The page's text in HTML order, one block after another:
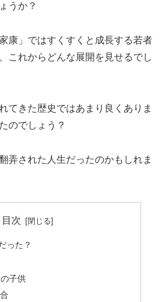
うか？
康」ではすくすくと成長する若者
これからどんな展開を見せるでし
てきた歴史ではあまり良くありま
のでしょう？
弄された人生だったのかもしれま
目次
った？
子供